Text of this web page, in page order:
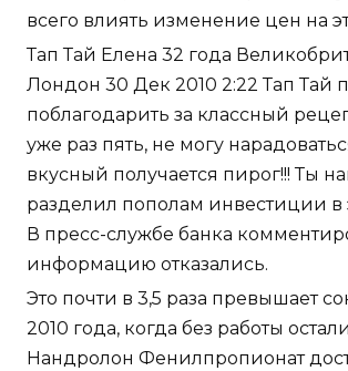
всего влиять изменение цен на
Тап Тай Елена 32 года
Лондон 30 Дек 2010 2:22 Тап Тай
поблагодарить за классный
уже раз пять, не могу
вкусный получается пирог!!! Ты
разделил пополам инвестиции в
В пресс-службе банка
информацию отказались.
Это почти в 3,5 раза превышает
2010 года, когда без работы
Нандролон Фенилпропионат